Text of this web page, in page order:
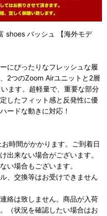
shoes バッシュ 【海外モデ
にぴったりなフレッシュな履
2つのZoom Airユニットと2層
ます。超軽量で、重要な部分
したフィット感と反発性に優
ードな動きに対応！
時間がかかります。ご到着日
出来ない場合がございます。
い場合もございます。
、交換等はお受けできません
絡は致しません。商品が入荷
（状況を確認したい場合はお